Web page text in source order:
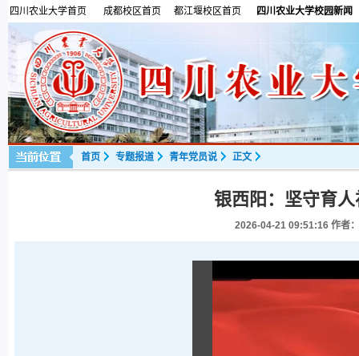
四川农业大学首页 成都校区首页 都江堰校区首页 四川农业大学校园新闻
首页 专题报道 青年党员说 正文
银西阳：坚守育
2026-04-21 09:51:16作者